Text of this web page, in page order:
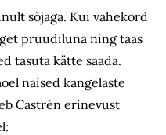
sõjaga. Kui vahekord
pruudiluna ning taas
tasuta kätte saada.
naised kangelaste
Castrén erinevust